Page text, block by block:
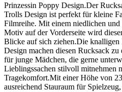
Prinzessin Poppy Design.Der
Trolls Design ist perfekt für kleine
Filmreihe. Mit einem niedlichen
Motiv auf der Vorderseite wird
Blicke auf sich ziehen.Die knalligen
Design machen diesen Rucksack
für junge Mädchen, die gerne
Lieblingssachen stilvoll mitnehmen
Tragekomfort.Mit einer Höhe von
ausreichend Stauraum für